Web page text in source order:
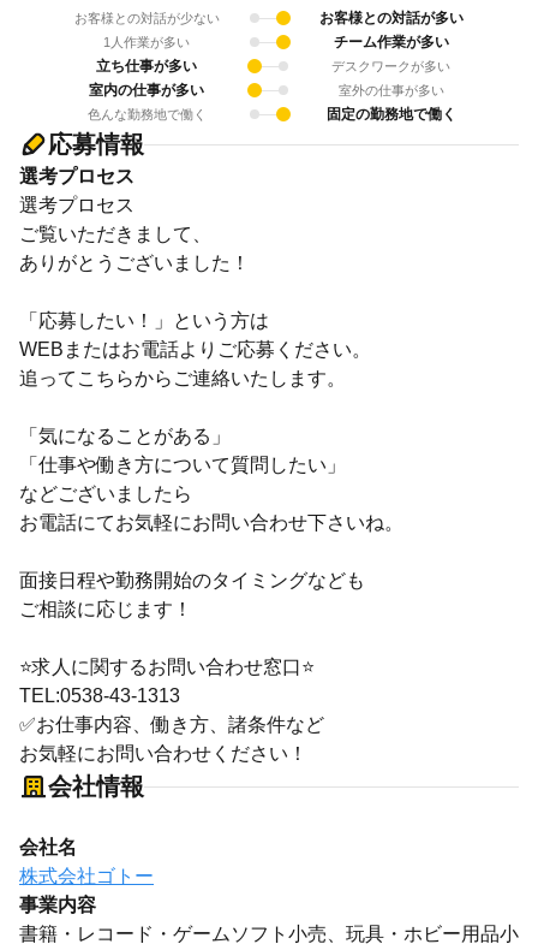
お客様との対話が少ない お客様との対話が多い
1人作業が多い
チーム作業が多い
立ち仕事が多い
デスクワークが多い
室内の仕事が多い
室外の仕事が多い
色んな勤務地で働く
固定の勤務地で働く
応募情報
選考プロセス
選考プロセス
ご覧いただきまして、
ありがとうございました！
「応募したい！」という方は
WEBまたはお電話よりご応募ください。
追ってこちらからご連絡いたします。
「気になることがある」
「仕事や働き方について質問したい」
などございましたら
お電話にてお気軽にお問い合わせ下さいね。
面接日程や勤務開始のタイミングなども
ご相談に応じます！
⭐求人に関するお問い合わせ窓口⭐
TEL:0538-43-1313
✅お仕事内容、働き方、諸条件など
お気軽にお問い合わせください！
会社情報
会社名
株式会社ゴトー
事業内容
書籍・レコード・ゲームソフト小売、玩具・ホビー用品小